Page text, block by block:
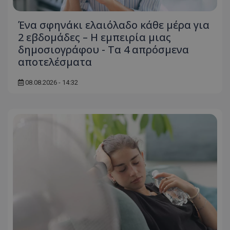
Ένα σφηνάκι ελαιόλαδο κάθε μέρα για
2 εβδομάδες – Η εμπειρία μιας
δημοσιογράφου - Τα 4 απρόσμενα
αποτελέσματα
08.08.2026 - 14:32
ASP.NET_SessionId
Microsoft Corporation
VISITOR_PRIVACY_METADATA
YouTube
.youtube.com